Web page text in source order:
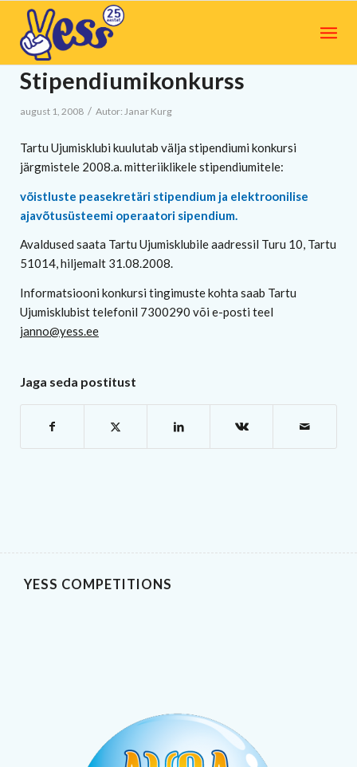
Stipendiumikonkurss
august 1, 2008 / Autor: Janar Kurg
Tartu Ujumisklubi kuulutab välja stipendiumi konkursi
järgmistele 2008.a. mitteriiklikele stipendiumitele:
võistluste peasekretäri stipendium ja elektroonilise
ajavõtusüsteemi operaatori sipendium.
Avaldused saata Tartu Ujumisklubile aadressil Turu 10, Tartu
51014, hiljemalt 31.08.2008.
Informatsiooni konkursi tingimuste kohta saab Tartu
Ujumisklubist telefonil 7300290 või e-posti teel
janno@yess.ee
Jaga seda postitust
YESS COMPETITIONS